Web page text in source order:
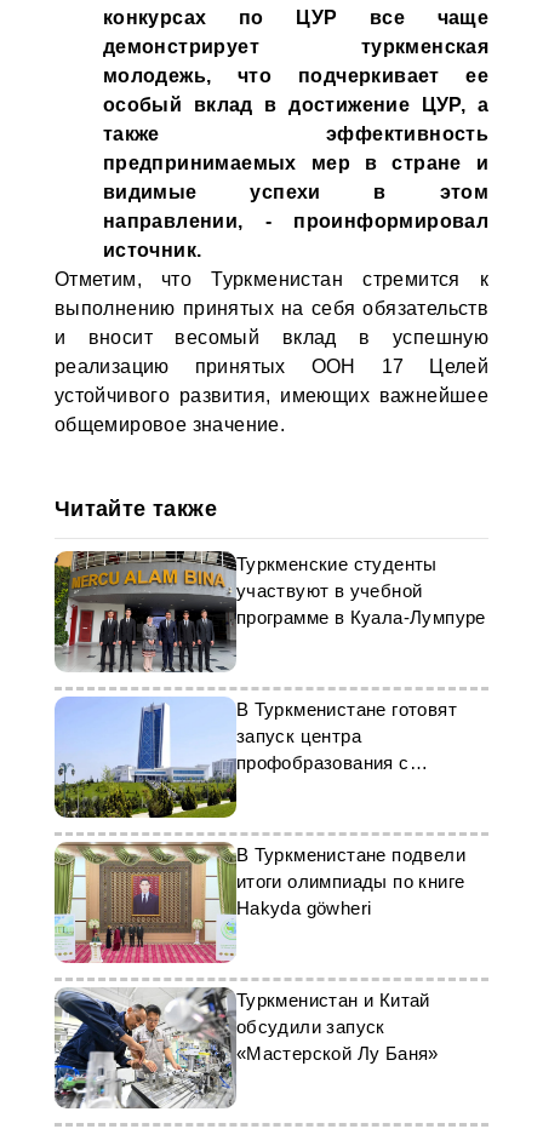
конкурсах по ЦУР все чаще
демонстрирует туркменская
молодежь, что подчеркивает ее
особый вклад в достижение ЦУР, а
также эффективность
предпринимаемых мер в стране и
видимые успехи в этом
направлении, - проинформировал
источник.
Отметим, что Туркменистан стремится к
выполнению принятых на себя обязательств
и вносит весомый вклад в успешную
реализацию принятых ООН 17 Целей
устойчивого развития, имеющих важнейшее
общемировое значение.
Читайте также
Туркменские студенты
участвуют в учебной
программе в Куала-Лумпуре
В Туркменистане готовят
запуск центра
профобразования с
участием КНР
В Туркменистане подвели
итоги олимпиады по книге
Hakyda göwheri
Туркменистан и Китай
обсудили запуск
«Мастерской Лу Баня»